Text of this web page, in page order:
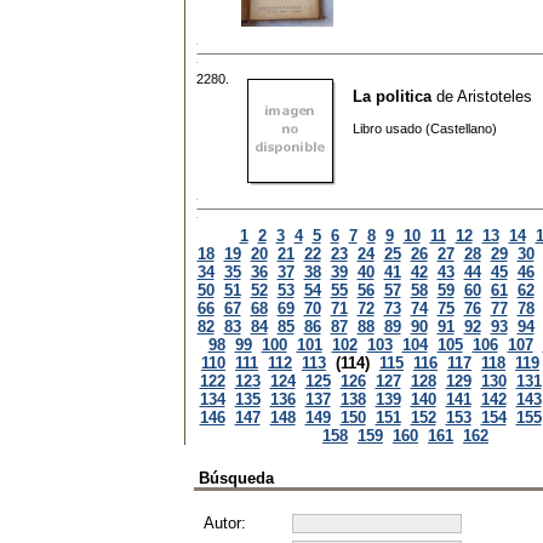
2280.
La politica de Aristoteles
Libro usado (Castellano)
1 2 3 4 5 6 7 8 9 10 11 12 13 14
18 19 20 21 22 23 24 25 26 27 28 29 30
34 35 36 37 38 39 40 41 42 43 44 45 46
50 51 52 53 54 55 56 57 58 59 60 61 62
66 67 68 69 70 71 72 73 74 75 76 77 78
82 83 84 85 86 87 88 89 90 91 92 93 94
98 99 100 101 102 103 104 105 106 107
110 111 112 113 (114) 115 116 117 118 119
122 123 124 125 126 127 128 129 130 131
134 135 136 137 138 139 140 141 142 143
146 147 148 149 150 151 152 153 154 155
158 159 160 161 162
Búsqueda
Autor: